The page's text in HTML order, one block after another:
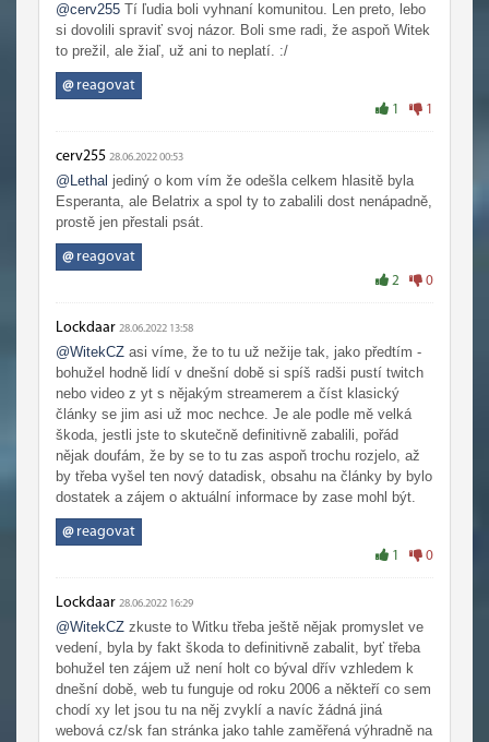
@cerv255 Tí ľudia boli vyhnaní komunitou. Len preto, lebo
si dovolili spraviť svoj názor. Boli sme radi, že aspoň Witek
to prežil, ale žiaľ, už ani to neplatí. :/
@reagovat
1 1
cerv255 28.06.2022 00:53
@Lethal jediný o kom vím že odešla celkem hlasitě byla
Esperanta, ale Belatrix a spol ty to zabalili dost nenápadně,
prostě jen přestali psát.
@reagovat
2 0
Lockdaar 28.06.2022 13:58
@WitekCZ asi víme, že to tu už nežije tak, jako předtím -
bohužel hodně lidí v dnešní době si spíš radši pustí twitch
nebo video z yt s nějakým streamerem a číst klasický
články se jim asi už moc nechce. Je ale podle mě velká
škoda, jestli jste to skutečně definitivně zabalili, pořád
nějak doufám, že by se to tu zas aspoň trochu rozjelo, až
by třeba vyšel ten nový datadisk, obsahu na články by bylo
dostatek a zájem o aktuální informace by zase mohl být.
@reagovat
1 0
Lockdaar 28.06.2022 16:29
@WitekCZ zkuste to Witku třeba ještě nějak promyslet ve
vedení, byla by fakt škoda to definitivně zabalit, byť třeba
bohužel ten zájem už není holt co býval dřív vzhledem k
dnešní době, web tu funguje od roku 2006 a někteří co sem
chodí xy let jsou tu na něj zvyklí a navíc žádná jiná
webová cz/sk fan stránka jako tahle zaměřená výhradně na